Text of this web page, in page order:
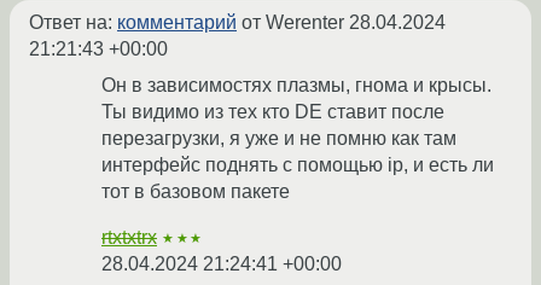
Ответ на: комментарий от Werenter 28.04.2024
21:21:43 +00:00
Он в зависимостях плазмы, гнома и крысы.
Ты видимо из тех кто DE ставит после
перезагрузки, я уже и не помню как там
интерфейс поднять с помощью ip, и есть ли
тот в базовом пакете
rtxtxtrx ★★★
28.04.2024 21:24:41 +00:00